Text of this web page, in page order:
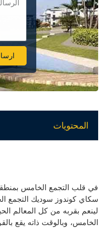
المحتويات
في قلب التجمع الخامس
لينعم بقربه من كل المعالم
الخامس، وبالوقت ذاته يقع